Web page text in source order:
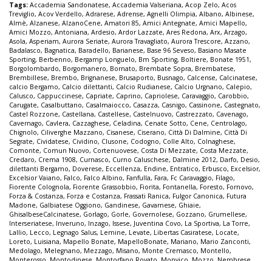
Tags: Accademia Sandonatese, Accademia Valseriana, Acop Zelo, Acos
Treviglio, Acov Verdello, Adrarese, Adrense, Agnelli Olimpia, Albano, Albinese,
Almè, Alzanese, AlzanoCene, Amatori 85, Amici Antegnate, Amici Mapello,
Amici Mozzo, Antoniana, Ardesio, Ardor Lazzate, Ares Redona, Arx, Arzago,
Asola, Asperiam, Aurora Seriate, Aurora Travagliato, Aurora Trescore, Azzano,
Badalasco, Bagnatica, Baradello, Barianese, Base 96 Seveso, Basiano Masate
Sporting, Berbenno, Bergamp Longuelo, Bm Sporting, Boltiere, Bonate 1951,
Borgolombardo, Borgomanero, Bornato, Brembate Sopra, Brembatese,
Brembillese, Brembo, Brignanese, Brusaporto, Busnago, Calcense, Calcinatese,
calcio Bergamo, Calcio dilettanti, Calcio Rudianese, Calcio Urgnano, Calepio,
Calusco, Cappuccinese, Capriate, Caprino, Capriolese, Caravaggio, Carobbio,
Carugate, Casalbuttano, Casalmaiocco, Casazza, Casnigo, Cassinone, Castegnato,
Castel Rozzone, Castellana, Castellese, Castelnuovo, Castrezzato, Cavenago,
Cavernago, Cavlera, Cazzaghese, Celadina, Cenate Sotto, Cene, Centrolago,
Chignolo, Ciliverghe Mazzano, Cisanese, Ciserano, Città Di Dalmine, Città Di
Segrate, Cividatese, Cividino, Clusone, Codogno, Colle Alto, Colnaghese,
Comonte, Comun Nuovo, Cortenuovese, Costa Di Mezzate, Costa Mezzate,
Credaro, Crema 1908, Curnasco, Curno Caluschese, Dalmine 2012, Darfo, Desio,
dilettanti Bergamo, Doverese, Eccellenza, Endine, Entratico, Erbusco, Excelsior,
Excelsior Vaiano, Falco, Falco Albino, Fanfulla, Fara, Fc Caravaggio, Filago,
Fiorente Colognola, Fiorente Grassobbio, Fiorita, Fontanella, Foresto, Fornovo,
Forza & Costanza, Forza e Costanza, Frassati Ranica, Fulgor Canonica, Futura
Madone, Galbiatese Oggiono, Gandinese, Gavarnese, Ghiaie,
GhisalbeseCalcinatese, Gorlago, Gorle, Governolese, Gozzano, Grumellese,
Interseriatese, Inveruno, Inzago, Issese, Juventina Covo, La Sportiva, La Torre,
Lallio, Lecco, Legnago Salus, Lemine, Levate, Libertas Casiratese, Locate,
Loreto, Luisiana, Mapello Bonate, MapelloBonate, Mariano, Mario Zanconti,
Medolago, Melegnano, Mezzago, Misano, Monte Cremasco, Montello,